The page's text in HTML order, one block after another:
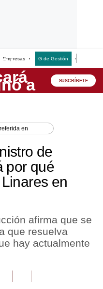
Empresas G de Gestión
SUSCRÍBETE
en
de
por qué
en
afirma que se
que resuelva
hay actualmente